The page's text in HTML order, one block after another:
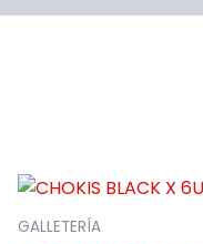
GALLETERÍA